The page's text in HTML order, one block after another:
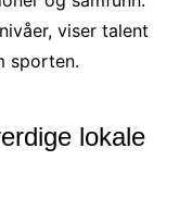
viser talent
sporten.
lokale